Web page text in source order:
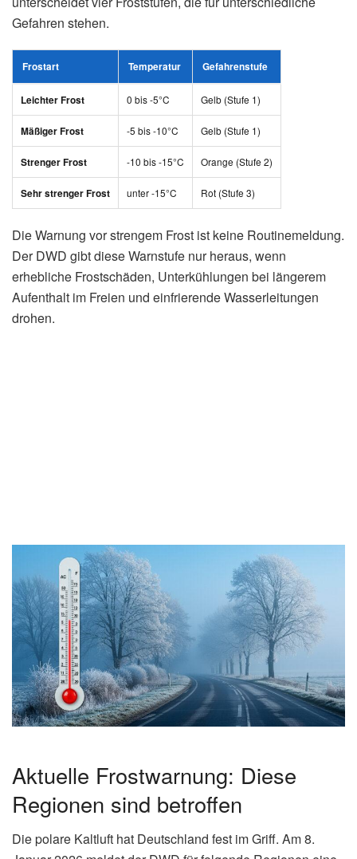
❄️ Strenger Frost – Das Wichtigste auf einen Blick:
im Erzgebirge
Betroffene Regionen:
Osten, Süden (Bayern),
Erzgebirge, Alpenvorland, Neiße-Region
Warnstufe:
Orange (Stufe 2) – amtliche Warnung
vor strengem Frost
DWD-Empfehlung:Längere Aufenthalte im Freien
vermeiden
Dauer:Frostnächte bis mindestens Freitag, 10.
Januar 2026
Inhaltsverzeichnis
Frostart Temperatur Gefahrenstufe
Leichter Frost 0 bis -5°C Gelb (Stufe 1)
Mäßiger Frost -5 bis -10°C Gelb (Stufe 1)
Strenger Frost -10 bis -15°C Orange (Stufe 2)
Sehr strenger Frost unter -15°C Rot (Stufe 3)
Die Warnung vor strengem Frost ist keine Routinemeldung.
Aufenthalt im Freien und einfrierende Wasserleitungen
drohen.